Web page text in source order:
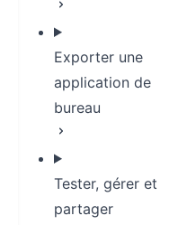
Exporter une
application de
bureau
Tester, gérer et
partager